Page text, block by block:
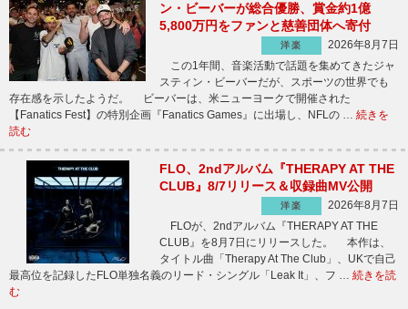
ン・ビーバーが総合優勝、賞金約1億
5,800万円をファンと慈善団体へ寄付
洋楽
2026年8月7日
この1年間、音楽活動で話題を集めてきたジャ
スティン・ビーバーだが、スポーツの世界でも
存在感を示したようだ。 ビーバーは、米ニューヨークで開催された
【Fanatics Fest】の特別企画『Fanatics Games』に出場し、NFLの … 続きを
読む
FLO、2ndアルバム『THERAPY AT THE
CLUB』8/7リリース＆収録曲MV公開
洋楽
2026年8月7日
FLOが、2ndアルバム『THERAPY AT THE
CLUB』を8月7日にリリースした。 本作は、
タイトル曲「Therapy At The Club」、UKで自己
最高位を記録したFLO単独名義のリード・シングル「Leak It」、フ … 続きを読
む